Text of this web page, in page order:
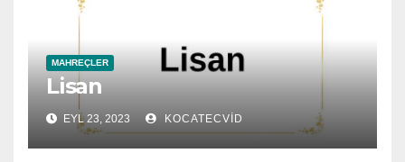
MAHREÇLER
Lisan
EYL 23, 2023 KOCATECVID